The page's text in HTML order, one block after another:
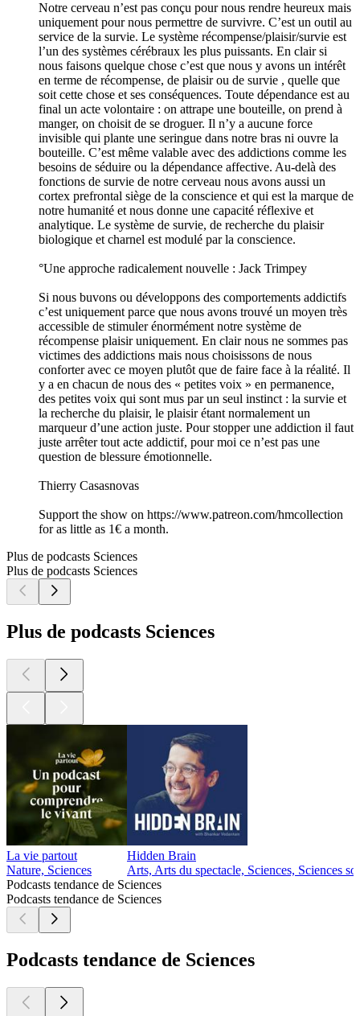
Notre cerveau n’est pas conçu pour nous rendre heureux mais
uniquement pour nous permettre de survivre. C’est un outil au
service de la survie. Le système récompense/plaisir/survie est
l’un des systèmes cérébraux les plus puissants. En clair si
nous faisons quelque chose c’est que nous y avons un intérêt
en terme de récompense, de plaisir ou de survie , quelle que
soit cette chose et ses conséquences. Toute dépendance est au
final un acte volontaire : on attrape une bouteille, on prend à
manger, on choisit de se droguer. Il n’y a aucune force
invisible qui plante une seringue dans notre bras ni ouvre la
bouteille. C’est même valable avec des addictions comme les
besoins de séduire ou la dépendance affective. Au-delà des
fonctions de survie de notre cerveau nous avons aussi un
cortex prefrontal siège de la conscience et qui est la marque de
notre humanité et nous donne une capacité réflexive et
analytique. Le système de survie, de recherche du plaisir
biologique et charnel est modulé par la conscience.
°Une approche radicalement nouvelle : Jack Trimpey
Si nous buvons ou développons des comportements addictifs
c’est uniquement parce que nous avons trouvé un moyen très
accessible de stimuler énormément notre système de
récompense plaisir uniquement. En clair nous ne sommes pas
victimes des addictions mais nous choisissons de nous
conforter avec ce moyen plutôt que de faire face à la réalité. Il
y a en chacun de nous des « petites voix » en permanence,
des petites voix qui sont mus par un seul instinct : la survie et
la recherche du plaisir, le plaisir étant normalement un
marqueur d’une action juste. Pour stopper une addiction il faut
juste arrêter tout acte addictif, pour moi ce n’est pas une
question de blessure émotionnelle.
Thierry Casasnovas
Support the show on https://www.patreon.com/hmcollection
for as little as 1€ a month.
Plus de podcasts Sciences
Plus de podcasts Sciences
Plus de podcasts Sciences
La vie partout
Nature, Sciences
Hidden Brain
Arts, Arts du spectacle, Sciences, Sciences
Podcasts tendance de Sciences
Podcasts tendance de Sciences
Podcasts tendance de Sciences